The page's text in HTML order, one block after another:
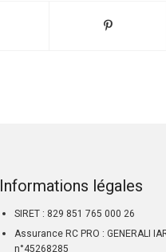
Informations légales
SIRET : 829 851 765 000 26
Assurance RC PRO : GENERALI
n°45268285